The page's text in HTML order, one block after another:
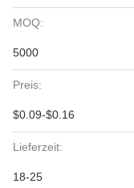
MOQ:
5000
Preis:
$0.09-$0.16
Lieferzeit:
18-25